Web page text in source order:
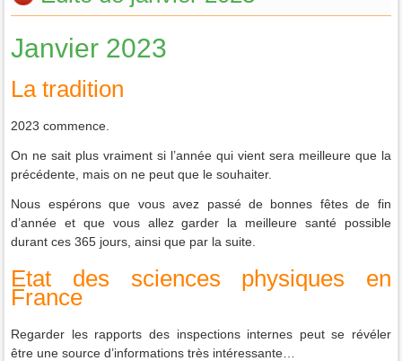
Janvier 2023
La tradition
2023 commence.
On ne sait plus vraiment si l’année qui vient sera meilleure que la
précédente, mais on ne peut que le souhaiter.
Nous espérons que vous avez passé de bonnes fêtes de fin
d’année et que vous allez garder la meilleure santé possible
durant ces 365 jours, ainsi que par la suite
Etat des sciences physiques en
France
Regarder les rapports des inspections internes peut se révéler
être une source d’informations très intéressante…